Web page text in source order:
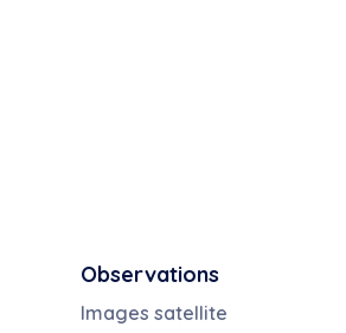
Observations
Images satellite